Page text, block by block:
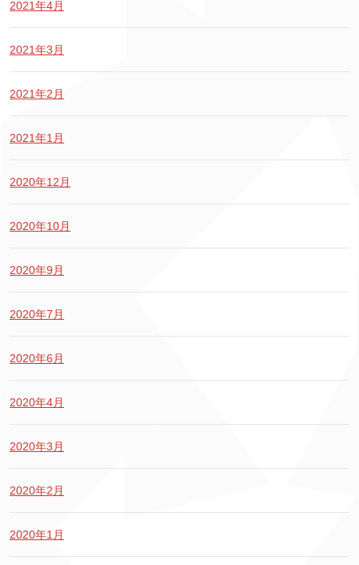
2021年4月
2021年3月
2021年2月
2021年1月
2020年12月
2020年10月
2020年9月
2020年7月
2020年6月
2020年4月
2020年3月
2020年2月
2020年1月